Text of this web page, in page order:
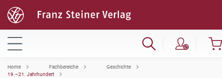
Home Fachbereiche
Geschichte
19.–21. Jahrhundert